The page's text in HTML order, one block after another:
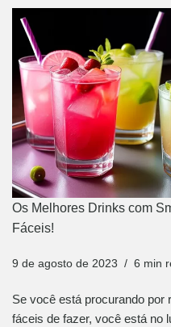
Os Melhores Drinks com
Fáceis!
9 de agosto de 2023 6 min
Se você está procurando por
fáceis de fazer, você está no